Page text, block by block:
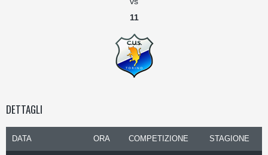
11
DETTAGLI
DATA ORA COMPETIZIONE STAGIONE